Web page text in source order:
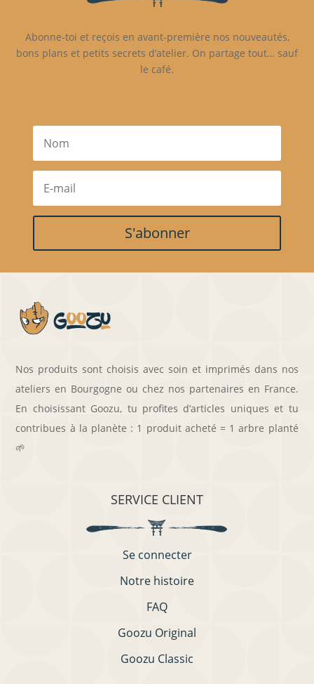
Abonne-toi et reçois en avant-première nos nouveautés,
bons plans et petits secrets d’atelier. On partage tout… sauf
le café.
S'abonner
Nos produits sont choisis avec soin et imprimés dans nos
ateliers en Bourgogne ou chez nos partenaires en France.
En choisissant Goozu, tu profites d’articles uniques et tu
contribues à la planète : 1 produit acheté = 1 arbre planté
🌱
SERVICE CLIENT
Se connecter
Notre histoire
FAQ
Goozu Original
Goozu Classic